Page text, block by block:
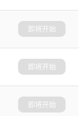
即将开始
即将开始
即将开始